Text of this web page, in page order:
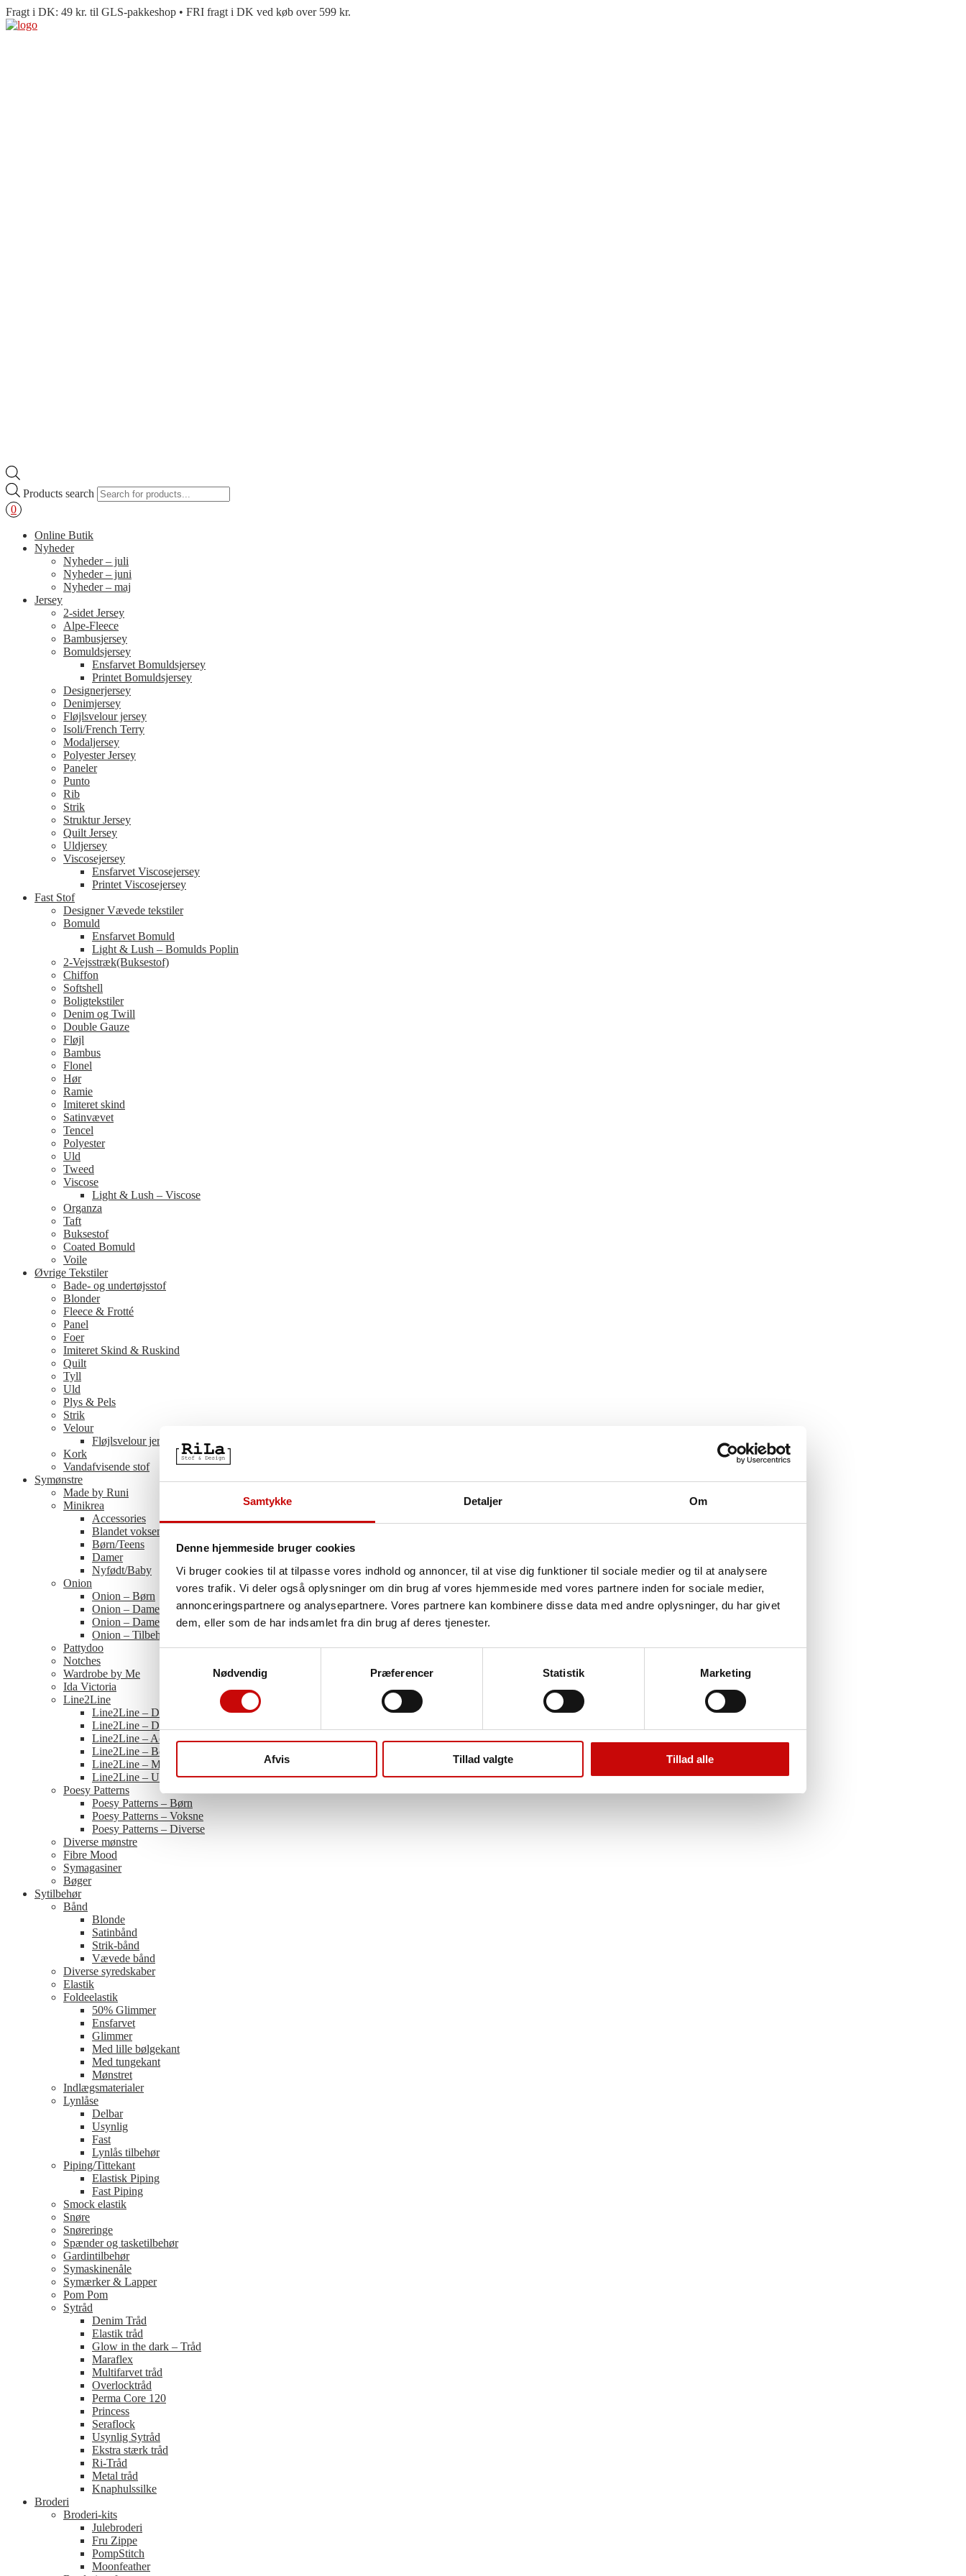
Samtykke Detaljer Om
Denne hjemmeside bruger cookies
Vi bruger cookies til at tilpasse vores indhold og annoncer, til at vise dig funktioner til sociale medier og til at analysere
vores trafik. Vi deler også oplysninger om din brug af vores hjemmeside med vores partnere inden for sociale medier,
annonceringspartnere og analysepartnere. Vores partnere kan kombinere disse data med andre oplysninger, du har givet
dem, eller som de har indsamlet fra din brug af deres tjenester.
Nødvendig
Præferencer Statistik Marketing
Afvis Tillad valgte Tillad alle
Fragt i DK: 49 kr. til GLS-pakkeshop • FRI fragt i DK ved køb over 599 kr.
Products search
0
Online Butik
Nyheder
Nyheder – juli
Nyheder – juni
Nyheder – maj
Jersey
2-sidet Jersey
Alpe-Fleece
Bambusjersey
Bomuldsjersey
Ensfarvet Bomuldsjersey
Printet Bomuldsjersey
Designerjersey
Denimjersey
Fløjlsvelour jersey
Isoli/French Terry
Modaljersey
Polyester Jersey
Paneler
Punto
Rib
Strik
Struktur Jersey
Quilt Jersey
Uldjersey
Viscosejersey
Ensfarvet Viscosejersey
Printet Viscosejersey
Fast Stof
Designer Vævede tekstiler
Bomuld
Ensfarvet Bomuld
Light & Lush – Bomulds Poplin
2-Vejsstræk(Buksestof)
Chiffon
Softshell
Boligtekstiler
Denim og Twill
Double Gauze
Fløjl
Bambus
Flonel
Hør
Ramie
Imiteret skind
Satinvævet
Tencel
Polyester
Uld
Tweed
Viscose
Light & Lush – Viscose
Organza
Taft
Buksestof
Coated Bomuld
Voile
Øvrige Tekstiler
Bade- og undertøjsstof
Blonder
Fleece & Frotté
Panel
Foer
Imiteret Skind & Ruskind
Quilt
Tyll
Uld
Plys & Pels
Strik
Velour
Fløjlsvelour jersey
Kork
Vandafvisende stof
Symønstre
Made by Runi
Minikrea
Accessories
Blandet voksen/barn og mænd/damer
Børn/Teens
Damer
Nyfødt/Baby
Onion
Onion – Børn
Onion – Damer
Onion – Damer Plussize
Onion – Tilbehør
Pattydoo
Notches
Wardrobe by Me
Ida Victoria
Line2Line
Line2Line – Damer
Line2Line – Damer Plus Size
Line2Line – Accessories
Line2Line – Børn
Line2Line – Mænd
Line2Line – Unisex
Poesy Patterns
Poesy Patterns – Børn
Poesy Patterns – Voksne
Poesy Patterns – Diverse
Diverse mønstre
Fibre Mood
Symagasiner
Bøger
Sytilbehør
Bånd
Blonde
Satinbånd
Strik-bånd
Vævede bånd
Diverse syredskaber
Elastik
Foldeelastik
50% Glimmer
Ensfarvet
Glimmer
Med lille bølgekant
Med tungekant
Mønstret
Indlægsmaterialer
Lynlåse
Delbar
Usynlig
Fast
Lynlås tilbehør
Piping/Tittekant
Elastisk Piping
Fast Piping
Smock elastik
Snøre
Snøreringe
Spænder og tasketilbehør
Gardintilbehør
Symaskinenåle
Symærker & Lapper
Pom Pom
Sytråd
Denim Tråd
Elastik tråd
Glow in the dark – Tråd
Maraflex
Multifarvet tråd
Overlocktråd
Perma Core 120
Princess
Seraflock
Usynlig Sytråd
Ekstra stærk tråd
Ri-Tråd
Metal tråd
Knaphulssilke
Broderi
Broderi-kits
Julebroderi
Fru Zippe
PompStitch
Moonfeather